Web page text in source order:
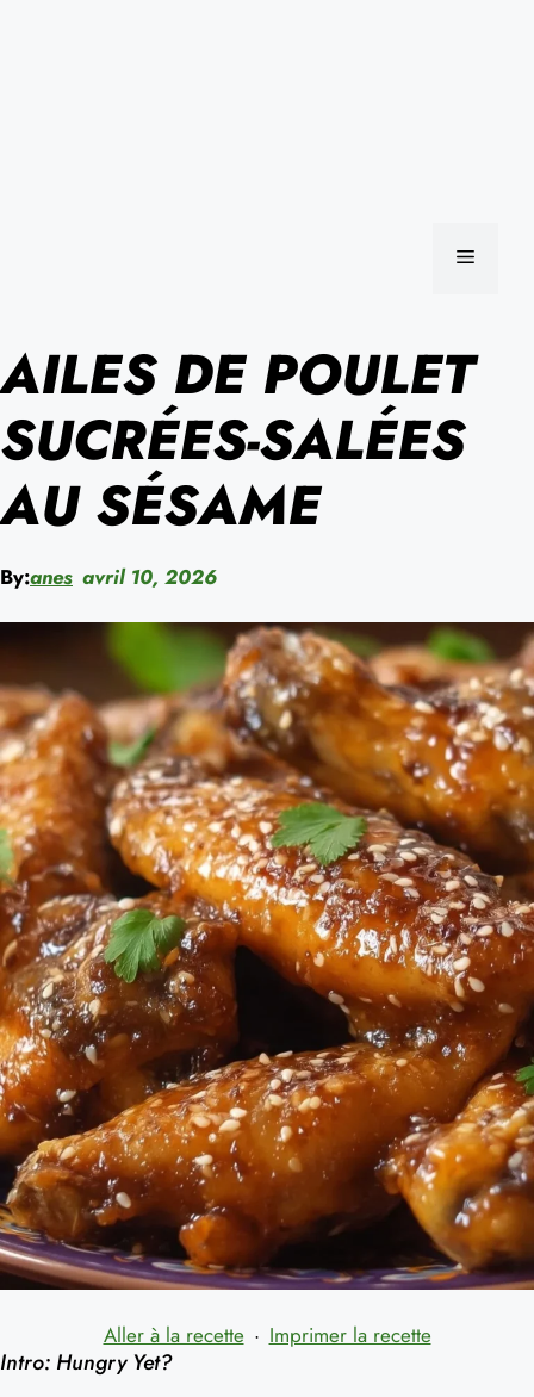
MENU
AILES DE POULET
SUCRÉES-SALÉES
AU SÉSAME
By:anes avril 10, 2026
Aller à la recette · Imprimer la recette
Intro: Hungry Yet?